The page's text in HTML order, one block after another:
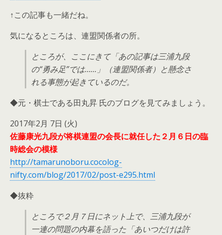
↑この記事も一緒だね。
気になるところは、連盟関係者の所。
ところが、ここにきて「あの記事は三浦九段
の“勇み足”では……」（連盟関係者）と懸念さ
れる事態が起きているのだ。
◆元・棋士である田丸昇 氏のブログを見てみましょう。
2017年2月 7日 (火)
佐藤康光九段が将棋連盟の会長に就任した２月６日の臨
時総会の模様
http://tamarunoboru.cocolog-
nifty.com/blog/2017/02/post-e295.html
◆抜粋
ところで２月７日にネット上で、三浦九段が
一連の問題の内幕を語った「あいつだけは許